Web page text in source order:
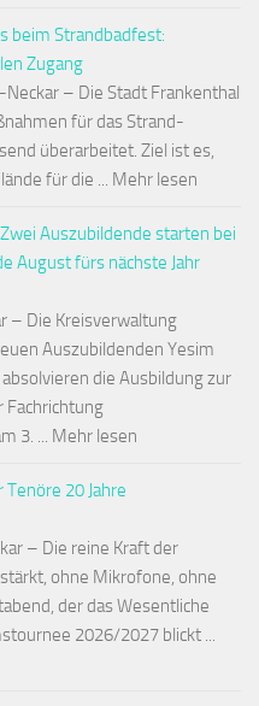
beim Strandbadfest:
Zugang
– Die Stadt Frankenthal
für das Strand-
überarbeitet. Ziel ist es,
für die ... Mehr lesen
Auszubildende starten bei
August fürs nächste Jahr
– Die Kreisverwaltung
Auszubildenden Yesim
die Ausbildung zur
Fachrichtung
3. ... Mehr lesen
20 Jahre
– Die reine Kraft der
ohne Mikrofone, ohne
der das Wesentliche
2026/2027 blickt ...